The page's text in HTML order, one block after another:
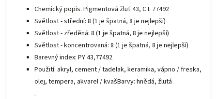
Chemický popis. Pigmentová žluť 43, C.I. 77492
Světlost - střední: 8 (1 je špatná, 8 je nejlepší)
Světlost - zředěná: 8 (1 je špatná, 8 je nejlepší)
Světlost - koncentrovaná: 8 (1 je špatná, 8 je nejlepší)
Barevný index: PY 43,77492
Použití: akryl, cement / tadelak, keramika, vápno / freska,
olej, tempera, akvarel / kvašBarvy: hnědá, žlutá
.